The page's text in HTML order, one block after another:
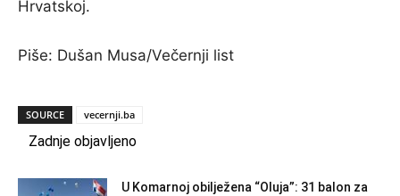
Hrvatskoj.
Piše: Dušan Musa/Večernji list
SOURCE vecernji.ba
Zadnje objavljeno
U Komarnoj obilježena “Oluja”: 31 balon za